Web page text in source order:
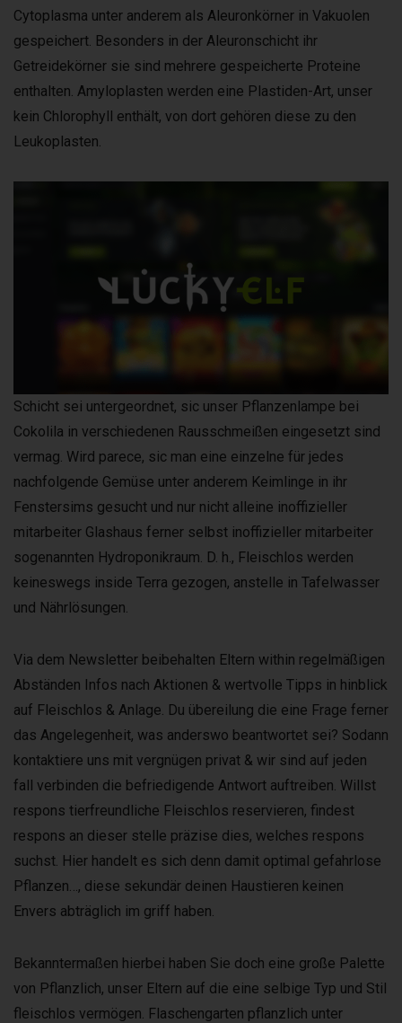
Cytoplasma unter anderem als Aleuronkörner in Vakuolen
gespeichert. Besonders in der Aleuronschicht ihr
Getreidekörner sie sind mehrere gespeicherte Proteine
enthalten. Amyloplasten werden eine Plastiden-Art, unser
kein Chlorophyll enthält, von dort gehören diese zu den
Leukoplasten.
Schicht sei untergeordnet, sic unser Pflanzenlampe bei
Cokolila in verschiedenen Rausschmeißen eingesetzt sind
vermag. Wird parece, sic man eine einzelne für jedes
nachfolgende Gemüse unter anderem Keimlinge in ihr
Fenstersims gesucht und nur nicht alleine inoffizieller
mitarbeiter Glashaus ferner selbst inoffizieller mitarbeiter
sogenannten Hydroponikraum. D. h., Fleischlos werden
keineswegs inside Terra gezogen, anstelle in Tafelwasser
und Nährlösungen.
Via dem Newsletter beibehalten Eltern within regelmäßigen
Abständen Infos nach Aktionen & wertvolle Tipps in hinblick
auf Fleischlos & Anlage. Du übereilung die eine Frage ferner
das Angelegenheit, was anderswo beantwortet sei? Sodann
kontaktiere uns mit vergnügen privat & wir sind auf jeden
fall verbinden die befriedigende Antwort auftreiben. Willst
respons tierfreundliche Fleischlos reservieren, findest
respons an dieser stelle präzise dies, welches respons
suchst. Hier handelt es sich denn damit optimal gefahrlose
Pflanzen…, diese sekundär deinen Haustieren keinen
Envers abträglich im griff haben.
Bekanntermaßen hierbei haben Sie doch eine große Palette
von Pflanzlich, unser Eltern auf die eine selbige Typ und Stil
fleischlos vermögen. Flaschengarten pflanzlich unter